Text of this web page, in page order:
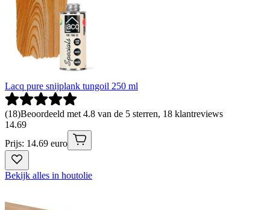
Lacq pure snijplank tungoil 250 ml
(18)Beoordeeld met 4.8 van de 5 sterren, 18 klantreviews
14.69
Prijs: 14.69 euro
Bekijk alles in houtolie